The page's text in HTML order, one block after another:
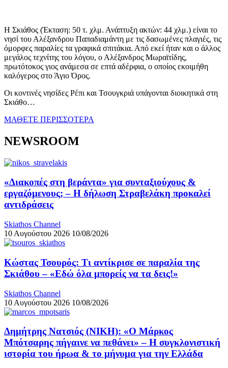
Η Σκιάθος (Έκταση: 50 τ. χλμ. Ανάπτυξη ακτών: 44 χλμ.) είναι το
νησί του Αλέξανδρου Παπαδιαμάντη με τις δασωμένες πλαγιές, τις
όμορφες παραλίες τα γραφικά σπιτάκια. Από εκεί ήταν και ο άλλος
μεγάλος τεχνίτης του λόγου, ο Αλέξανδρος Μωραϊτίδης,
πρωτότοκος γιος ανάμεσα σε επτά αδέρφια, ο οποίος εκοιμήθη
καλόγερος στο Άγιο Όρος.
Οι κοντινές νησίδες Ρέπι και Τσουγκριά υπάγονται διοικητικά στη
Σκιάθο…
ΜΑΘΕΤΕ ΠΕΡΙΣΣΟΤΕΡΑ
NEWSROOM
«Διακοπές στη βεράντα» για συνταξιούχους &
εργαζόμενους; – Η δήλωση Στραβελάκη προκαλεί
αντιδράσεις
Skiathos Channel
10 Αυγούστου 2026 10/08/2026
Κώστας Τσουρός: Τι αντίκρισε σε παραλία της
Σκιάθου – «Εδώ όλα μπορείς να τα δεις!»
Skiathos Channel
10 Αυγούστου 2026 10/08/2026
Δημήτρης Νατσιός (ΝΙΚΗ): «Ο Μάρκος
Μπότσαρης πήγαινε να πεθάνει» – Η συγκλονιστική
ιστορία του ήρωα & το μήνυμα για την Ελλάδα